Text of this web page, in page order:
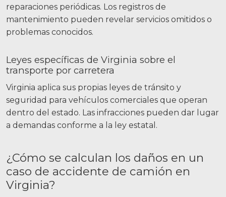
reparaciones periódicas. Los registros de
mantenimiento pueden revelar servicios omitidos o
problemas conocidos.
Leyes específicas de Virginia sobre el
transporte por carretera
Virginia aplica sus propias leyes de tránsito y
seguridad para vehículos comerciales que operan
dentro del estado. Las infracciones pueden dar lugar
a demandas conforme a la ley estatal.
¿Cómo se calculan los daños en un
caso de accidente de camión en
Virginia?